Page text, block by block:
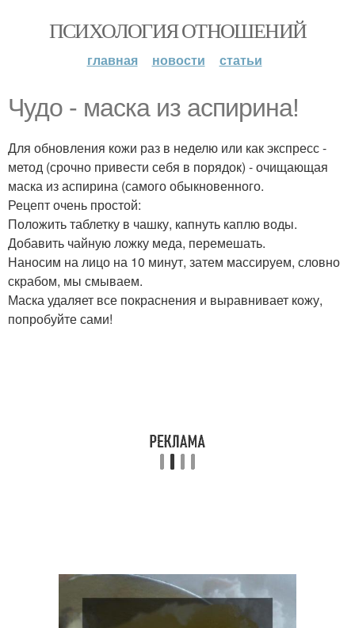
ПСИХОЛОГИЯ ОТНОШЕНИЙ
главная новости статьи
Чудо - маска из аспирина!
Для обновления кожи раз в неделю или как экспресс -
метод (срочно привести себя в порядок) - очищающая
маска из аспирина (самого обыкновенного.
Рецепт очень простой:
Положить таблетку в чашку, капнуть каплю воды.
Добавить чайную ложку меда, перемешать.
Наносим на лицо на 10 минут, затем массируем, словно
скрабом, мы смываем.
Маска удаляет все покраснения и выравнивает кожу,
попробуйте сами!